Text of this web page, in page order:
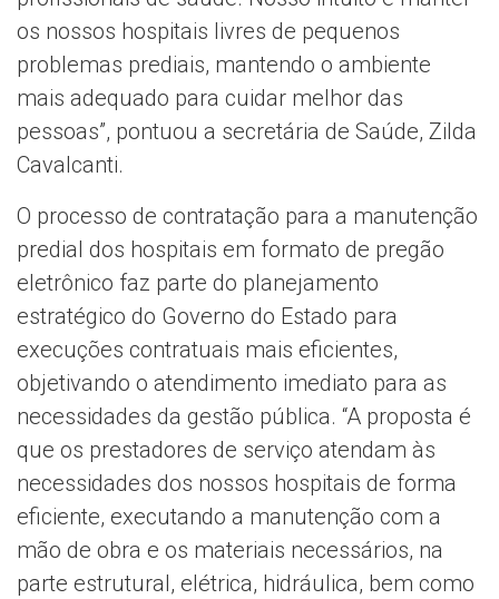
os nossos hospitais livres de pequenos
problemas prediais, mantendo o ambiente
mais adequado para cuidar melhor das
pessoas”, pontuou a secretária de Saúde, Zilda
Cavalcanti.
O processo de contratação para a manutenção
predial dos hospitais em formato de pregão
eletrônico faz parte do planejamento
estratégico do Governo do Estado para
execuções contratuais mais eficientes,
objetivando o atendimento imediato para as
necessidades da gestão pública. “A proposta é
que os prestadores de serviço atendam às
necessidades dos nossos hospitais de forma
eficiente, executando a manutenção com a
mão de obra e os materiais necessários, na
parte estrutural, elétrica, hidráulica, bem como